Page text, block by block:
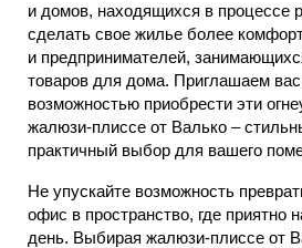
и домов, находящихся в процессе
сделать свое жилье более
и предпринимателей,
товаров для дома. Приглашаем вас
возможностью приобрести эти
жалюзи-плиссе от Валько –
практичный выбор для вашего
Не упускайте возможность
офис в пространство, где приятно
день. Выбирая жалюзи-плиссе от